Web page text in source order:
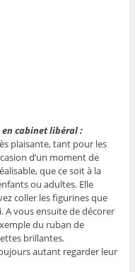
en cabinet libéral :
plaisante, tant pour les
d’un moment de
que ce soit à la
ou adultes. Elle
coller les figurines que
A vous ensuite de décorer
du ruban de
brillantes.
autant regarder leur